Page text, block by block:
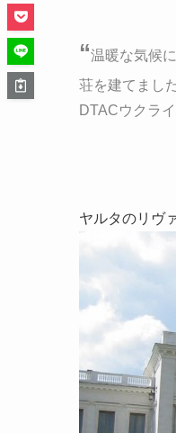
“温暖な気候
荘を建てました
DTACウクラ
ヤルタのリヴ